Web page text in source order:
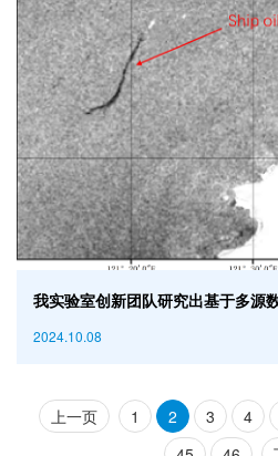
我实验室创新团队研究出基于多源
2024.10.08
上一页 1 2 3 4